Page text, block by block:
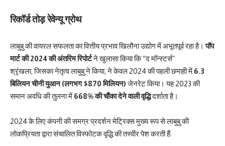
रिकॉर्ड तोड़ रेवेन्यू ग्रोथ
लाबुबु की वायरल सफलता का वित्तीय प्रभाव खिलौना उद्योग में अभूतपूर्व रहा है।पॉप
मार्ट की 2024 की अंतरिम रिपोर्टने खुलासा किया कि “द मॉन्स्टर्स”
श्रृंखला, जिसका नेतृत्व लाबुबु ने किया, ने केवल 2024 की पहली छमाही में 6.3
बिलियन चीनी युआन (लगभग $870 मिलियन)जेनरेट किया। यह 2023 की
समान अवधि की तुलना में 668% की चौंका देने वाली वृद्धिदर्शाता है।
2024 के लिए कंपनी की समग्र प्रदर्शन मेट्रिक्स मुख्य रूप से लाबुबु की
लोकप्रियता द्वारा संचालित विस्फोटक वृद्धि की तस्वीर पेश करती हैं: